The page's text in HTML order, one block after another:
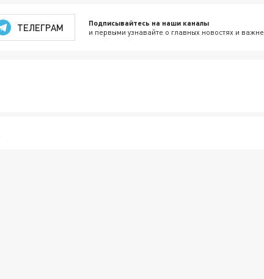
ТЕЛЕГРАМ Подписывайтесь на наши каналы
и первыми узнавайте о главных новостях и